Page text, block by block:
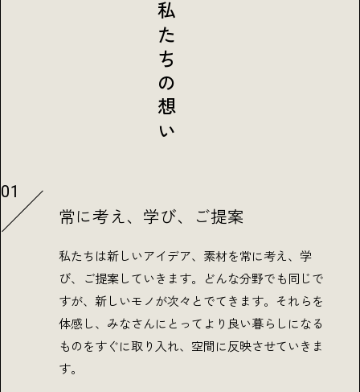
私たちの想い
01
常に考え、学び、ご提案
私たちは新しいアイデア、素材を常に考え、学
び、ご提案していきます。どんな分野でも同じで
すが、新しいモノが次々とでてきます。それらを
体感し、みなさんにとってより良い暮らしになる
ものをすぐに取り入れ、空間に反映させていきま
す。